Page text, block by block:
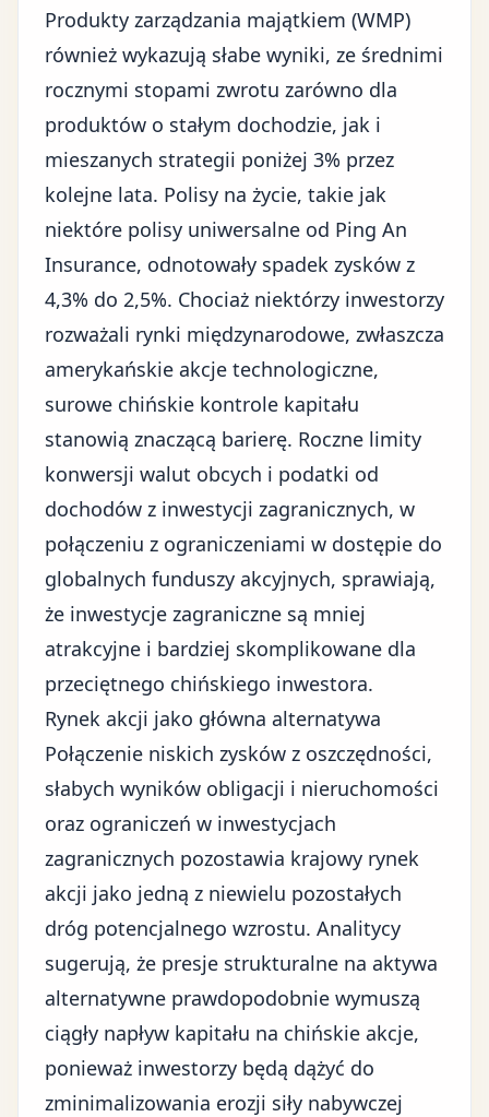
Produkty zarządzania majątkiem (WMP)
również wykazują słabe wyniki, ze średnimi
rocznymi stopami zwrotu zarówno dla
produktów o stałym dochodzie, jak i
mieszanych strategii poniżej 3% przez
kolejne lata. Polisy na życie, takie jak
niektóre polisy uniwersalne od Ping An
Insurance, odnotowały spadek zysków z
4,3% do 2,5%. Chociaż niektórzy inwestorzy
rozważali rynki międzynarodowe, zwłaszcza
amerykańskie akcje technologiczne,
surowe chińskie kontrole kapitału
stanowią znaczącą barierę. Roczne limity
konwersji walut obcych i podatki od
dochodów z inwestycji zagranicznych, w
połączeniu z ograniczeniami w dostępie do
globalnych funduszy akcyjnych, sprawiają,
że inwestycje zagraniczne są mniej
atrakcyjne i bardziej skomplikowane dla
przeciętnego chińskiego inwestora.
Rynek akcji jako główna alternatywa
Połączenie niskich zysków z oszczędności,
słabych wyników obligacji i nieruchomości
oraz ograniczeń w inwestycjach
zagranicznych pozostawia krajowy rynek
akcji jako jedną z niewielu pozostałych
dróg potencjalnego wzrostu. Analitycy
sugerują, że presje strukturalne na aktywa
alternatywne prawdopodobnie wymuszą
ciągły napływ kapitału na chińskie akcje,
ponieważ inwestorzy będą dążyć do
zminimalizowania erozji siły nabywczej